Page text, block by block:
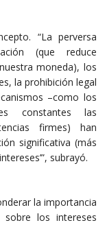
“La perversa
(que reduce
moneda), los
la prohibición legal
–como los
constantes las
firmes) han
significativa (más
subrayó.
la importancia
los intereses